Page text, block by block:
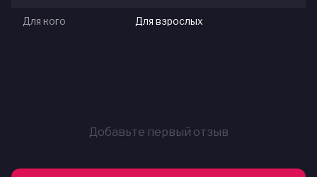
Для кого Для взрослых
Добавьте первый отзыв